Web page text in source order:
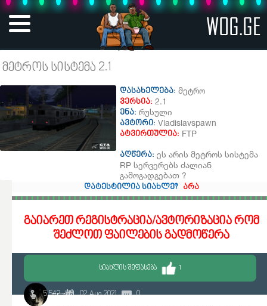
WOG.GE
მეტროს სისტემა 2.1
დასახელება: მეტრო
ვერსია: 2.1
ენა: რუსული
ავტორი: Vladislavspawn
ატვირთულია: FTP
აღწერა: ეს არის მეტროს სისტემა
RP სერვერებს ძალიან
გამოგადგებათ ?
დატესტილია სიახლე?
არა
გაიარეთ რეგისტრაცია/ავტორიზაცია რომ
შეძლოთ ფაილების გადმოწერა
ᲡᲘᲐᲮᲚᲘᲡ ᲨᲔᲤᲐᲡᲔᲑᲐ 1
TEZO
5 542 02 Aug 2021 0